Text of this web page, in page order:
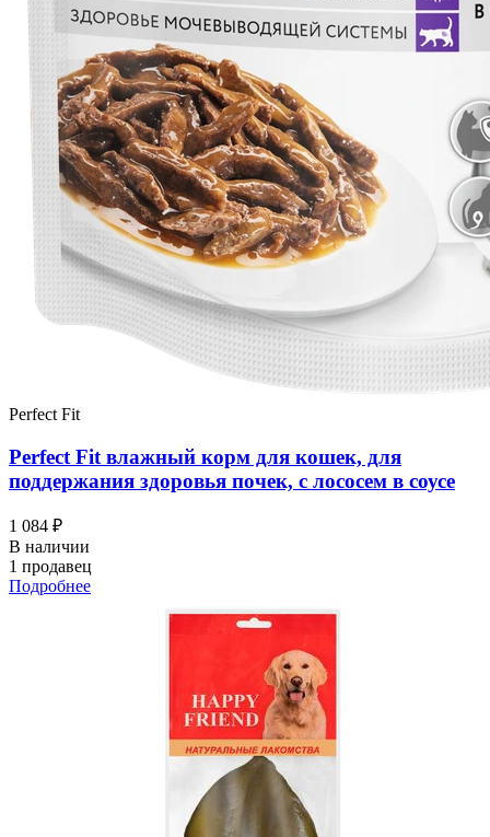
Perfect Fit
Perfect Fit влажный корм для кошек, для
поддержания здоровья почек, с лососем в соусе
1 084 ₽
В наличии
1 продавец
Подробнее